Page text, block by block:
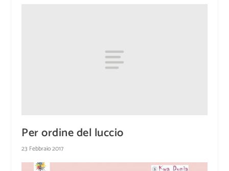
Per ordine del luccio
23 Febbraio 2017